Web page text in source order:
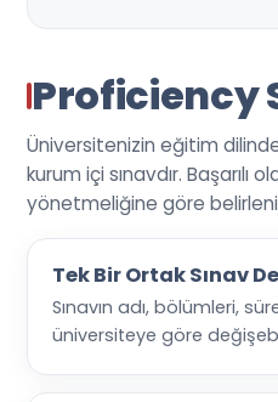
Proficiency
Üniversitenizin eğitim
kurum içi sınavdır.
yönetmeliğine göre
Tek Bir Ortak Sınav
Sınavın adı, bölümleri,
üniversiteye göre